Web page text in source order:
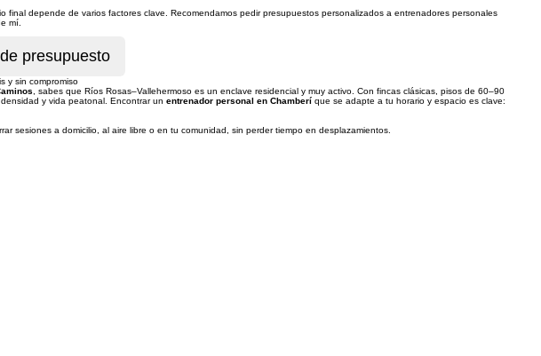
final depende de varios factores clave. Recomendamos pedir presupuestos personalizados a entrenadores personales
mí.
y sin compromiso
, sabes que Ríos Rosas–Vallehermoso es un enclave residencial y muy activo. Con fincas clásicas, pisos de 60–90
y vida peatonal. Encontrar un entrenador personal en Chamberí que se adapte a tu horario y espacio es clave:
sesiones a domicilio, al aire libre o en tu comunidad, sin perder tiempo en desplazamientos.